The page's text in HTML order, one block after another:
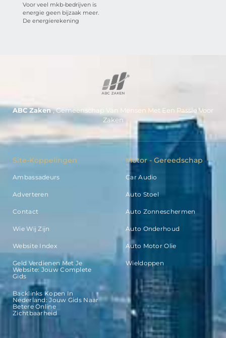
Voor veel mkb-bedrijven is
energie geen bijzaak meer.
De energierekening
ABC Zaken, Gemeenschap Van Mensen Met Een Passie Voor
Zaken
Site-Koppelingen
Ambassadeurs
Adverteren
Contact
Wie Wij Zijn
Website Index
Geld Verdienen Met Je
Website: Jouw Complete
Gids
Backlinks Kopen In
Nederland: Jouw Gids Naar
Betere Online
Zichtbaarheid
Motor - Gereedschap
Car Audio
Auto Stoel
Auto Zonneschermen
Auto Onderhoud
Auto Motor Olie
Wieldoppen